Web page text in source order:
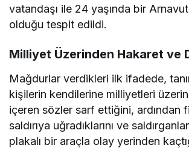
vatandaşı ile 24 yaşında bir
olduğu tespit edildi.
Milliyet Üzerinden Hakaret ve
Mağdurlar verdikleri ilk ifadede,
kişilerin kendilerine milliyetleri
içeren sözler sarf ettiğini, ardından
saldırıya uğradıklarını ve
plakalı bir araçla olay yerinden